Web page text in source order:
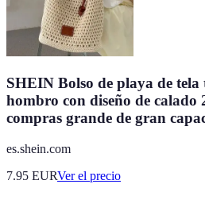
SHEIN Bolso de playa de tela
hombro con diseño de calado
compras grande de gran
es.shein.com
7.95 EURVer el precio